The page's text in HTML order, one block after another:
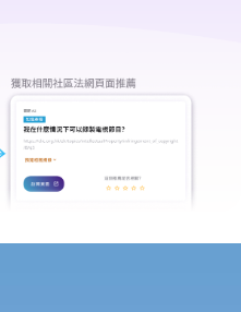
該公司仍然拒絕還債。我應否提
請？